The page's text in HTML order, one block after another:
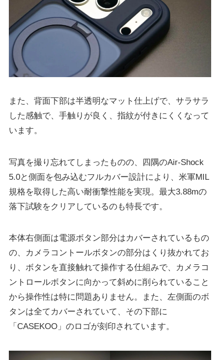
また、背面下部は半透明なマット仕上げで、サラサラ
した感触で、手触りが良く、指紋が付きにくくなって
います。
写真を撮り忘れてしまったものの、四隅のAir-Shock
5.0と側面を包み込むフルカバー設計により、米軍MIL
規格を取得した高い耐衝撃性能を実現。最大3.88mの
落下試験をクリアしているのも特長です。
本体右側面は電源ボタン部分はカバーされているもの
の、カメラコントールボタンの部分はくり抜かれてお
り、ボタンを直接触れて操作する仕組みで、カメラコ
ントロールボタンに向かって斜めに削られていること
から操作性は特に問題ありません。また、左側面のボ
タンは全てカバーされていて、その下部に
「CASEKOO」のロゴが刻印されています。